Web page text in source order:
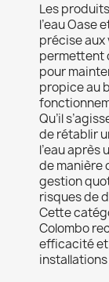
Les
l’eau Oase
précise aux
permettent
pour
propice au
Qu’il
de rétablir
l’eau
de manière
gestion
risques de
Cette
Colombo
efficacité